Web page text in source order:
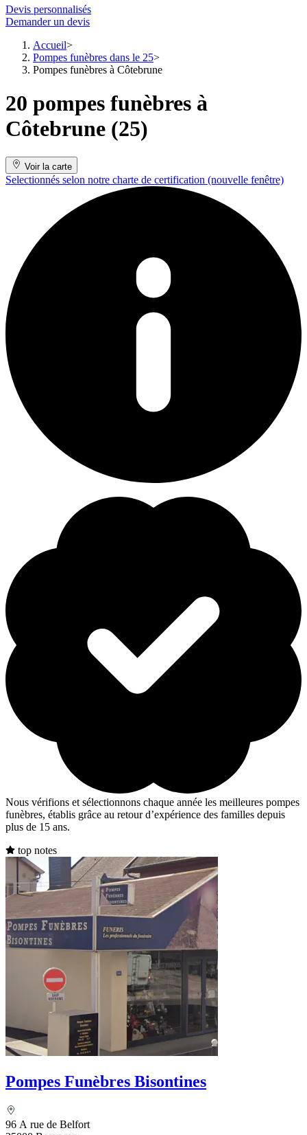
Devis personnalisés
Demander un devis
Accueil
Pompes funèbres dans le 25
Pompes funèbres à Côtebrune
20 pompes funèbres à
Côtebrune (25)
Voir la carte
Selectionnés selon notre charte de certification (nouvelle fenêtre)
Nous vérifions et sélectionnons chaque année les meilleures pompes
funèbres, établis grâce au retour d’expérience des familles depuis
plus de 15 ans.
top notes
Pompes Funèbres Bisontines
96 A rue de Belfort